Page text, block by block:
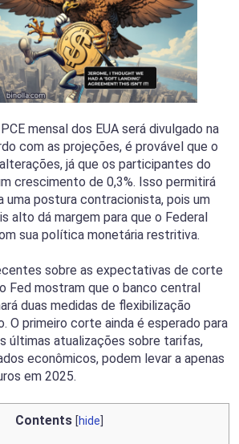
mensal dos EUA será divulgado na
com as projeções, é provável que o
já que os participantes do
crescimento de 0,3%. Isso permitirá
uma postura contracionista, pois um
alto dá margem para que o Federal
sua política monetária restritiva.
sobre as expectativas de corte
Fed mostram que o banco central
duas medidas de flexibilização
O primeiro corte ainda é esperado para
últimas atualizações sobre tarifas,
econômicos, podem levar a apenas
em 2025.
Contents [hide